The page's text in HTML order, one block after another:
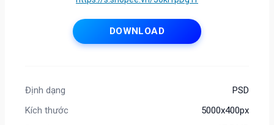
DOWNLOAD
Định dạng
PSD
Kích thước
5000x400px